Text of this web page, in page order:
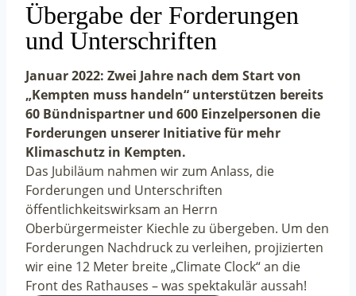
Übergabe der Forderungen
und Unterschriften
Januar 2022: Zwei Jahre nach dem Start von
„Kempten muss handeln“ unterstützen bereits
60 Bündnispartner und 600 Einzelpersonen die
Forderungen unserer Initiative für mehr
Klimaschutz in Kempten.
Das Jubiläum nahmen wir zum Anlass, die
Forderungen und Unterschriften
öffentlichkeitswirksam an Herrn
Oberbürgermeister Kiechle zu übergeben. Um den
Forderungen Nachdruck zu verleihen, projizierten
wir eine 12 Meter breite „Climate Clock“ an die
Front des Rathauses – was spektakulär aussah!